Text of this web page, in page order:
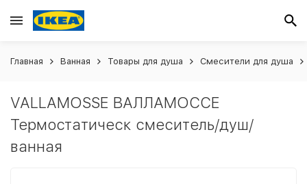
Главная Ванная Товары для душа Смесители для душа
VALLAMOSSE ВАЛЛАМОССЕ
Термостатическ смеситель/душ/
ванная